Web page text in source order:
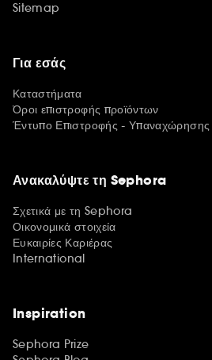
Sitemap
Για εσάς
Καταστήματα
Όροι επιστροφής προϊόντων
Έντυπο Επιστροφής - Υπαναχώρησης
Ανακαλύψτε τη Sephora
Σχετικά με τη Sephora
Οικονομικά στοιχεία
Ευκαιρίες Καριέρας
International
Inspiration
Sephora Prize